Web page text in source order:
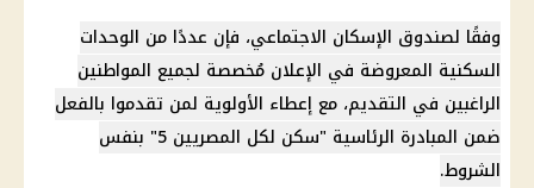
وفقًا لصندوق الإسكان الاجتماعي، فإن عددًا من الوحدات
السكنية المعروضة في الإعلان مُخصصة لجميع المواطنين
الراغبين في التقديم، مع إعطاء الأولوية لمن تقدموا بالفعل
ضمن المبادرة الرئاسية "سكن لكل المصريين 5" بنفس
الشروط.